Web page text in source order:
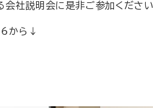
社説明会に是非ご参加ください
から↓